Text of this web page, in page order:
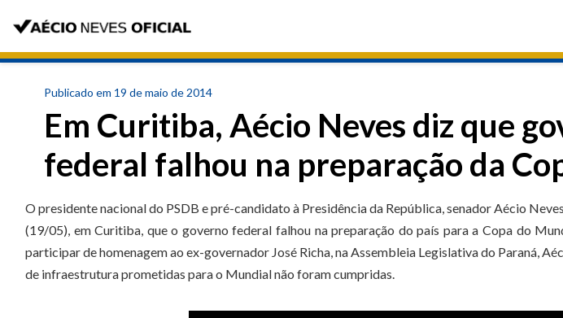
Publicado em 19 de maio de 2014
Em Curitiba, Aécio Neves diz que
federal falhou na preparação da
O presidente nacional do PSDB e pré-candidato à Presidência da República, senador Aécio
(19/05), em Curitiba, que o governo federal falhou na preparação do país para a Copa do
participar de homenagem ao ex-governador José Richa, na Assembleia Legislativa do Paraná,
de infraestrutura prometidas para o Mundial não foram cumpridas.